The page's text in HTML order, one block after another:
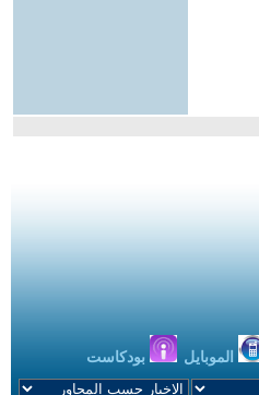
الموبايل بودكاست